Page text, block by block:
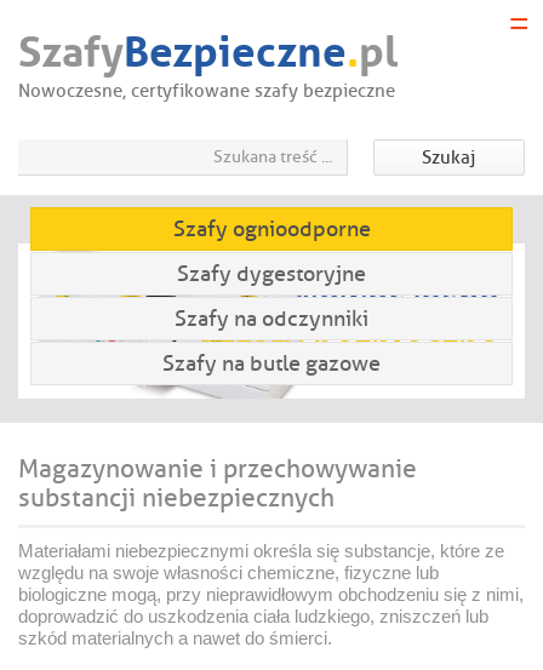
Start
Firma
Porady
Galeria
SzafyBezpieczne.pl
Nowoczesne, certyfikowane szafy bezpieczne
Szukaj
Nowoczesne
szafy bezpieczne
Szafy ognioodporne
Szafy dygestoryjne
Szafy na odczynniki
Szafy na butle gazowe
Magazynowanie i przechowywanie
substancji niebezpiecznych
Materiałami niebezpiecznymi określa się substancje, które ze
względu na swoje własności chemiczne, fizyczne lub
biologiczne mogą, przy nieprawidłowym obchodzeniu się z nimi,
doprowadzić do uszkodzenia ciała ludzkiego, zniszczeń lub
szkód materialnych a nawet do śmierci.